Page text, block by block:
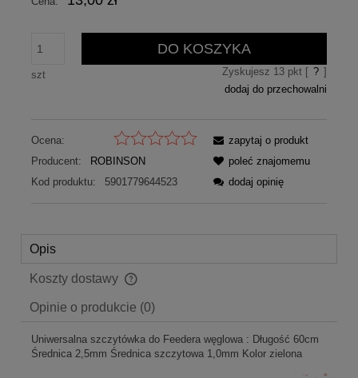
szt
DO KOSZYKA
Zyskujesz 13pkt [ ? ]
dodaj do przechowalni
Ocena:
Producent:
ROBINSON
Kod produktu:
5901779644523
zapytaj o produkt
poleć znajomemu
dodaj opinię
Opis
Koszty dostawy
Cena nie zawiera ewentualnych kosztów płatności
Opinie o produkcie (0)
Uniwersalna szczytówka do Feedera węglowa : Długość 60cm
Średnica 2,5mm Średnica szczytowa 1,0mm Kolor zielona